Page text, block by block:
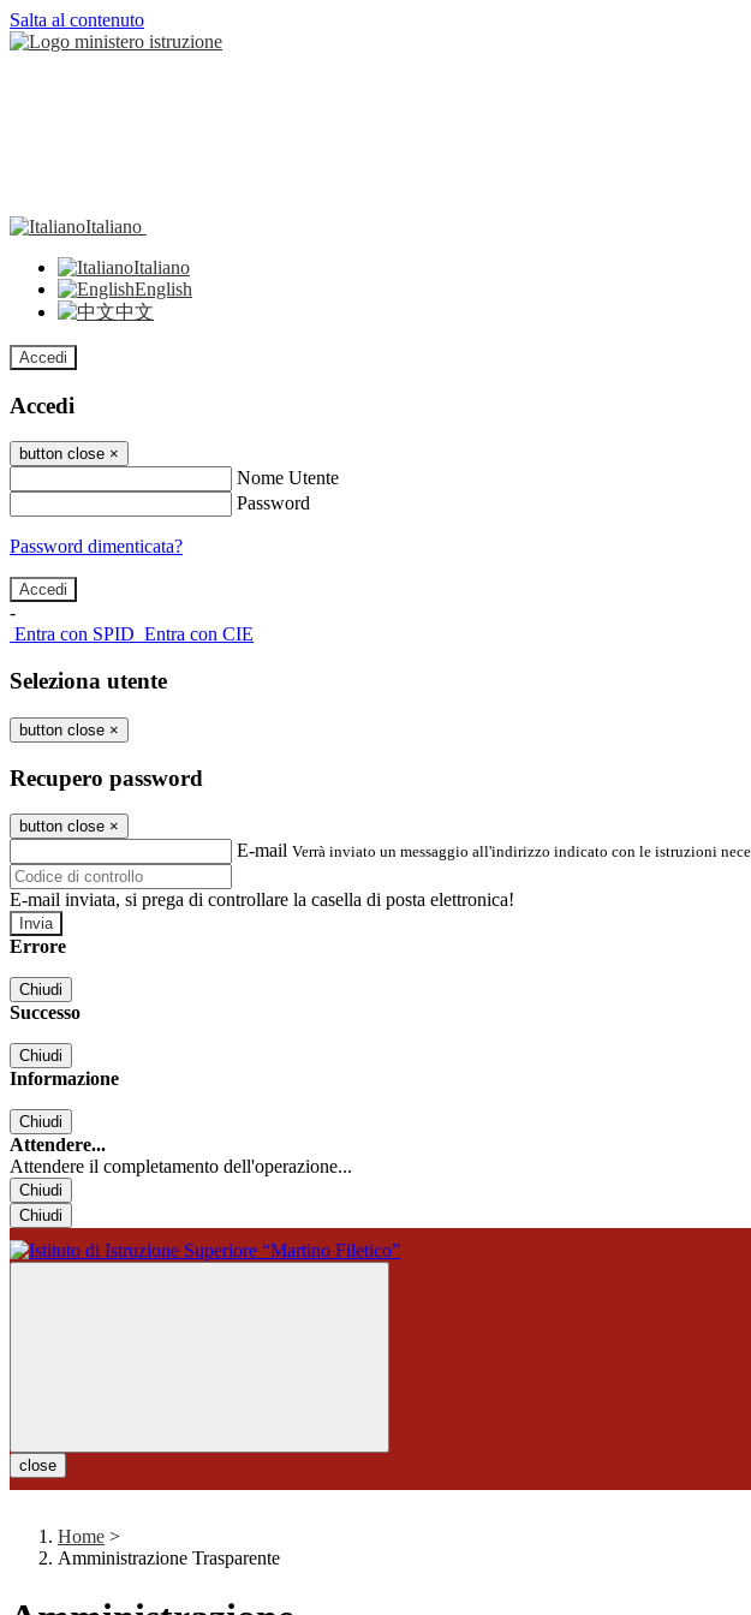
Salta al contenuto
Italiano
Italiano
English
中文
Accedi
Accedi
button close ×
Nome Utente
Password
Password dimenticata?
-
Entra con SPID Entra con CIE
Seleziona utente
button close ×
Recupero password
button close ×
E-mail Verrà inviato un messaggio all'indirizzo indicato con le istruzioni
E-mail inviata, si prega di controllare la casella di posta elettronica!
Errore
Chiudi
Successo
Chiudi
Informazione
Chiudi
Attendere...
Attendere il completamento dell'operazione...
Chiudi
Chiudi
close
Home >
Amministrazione Trasparente